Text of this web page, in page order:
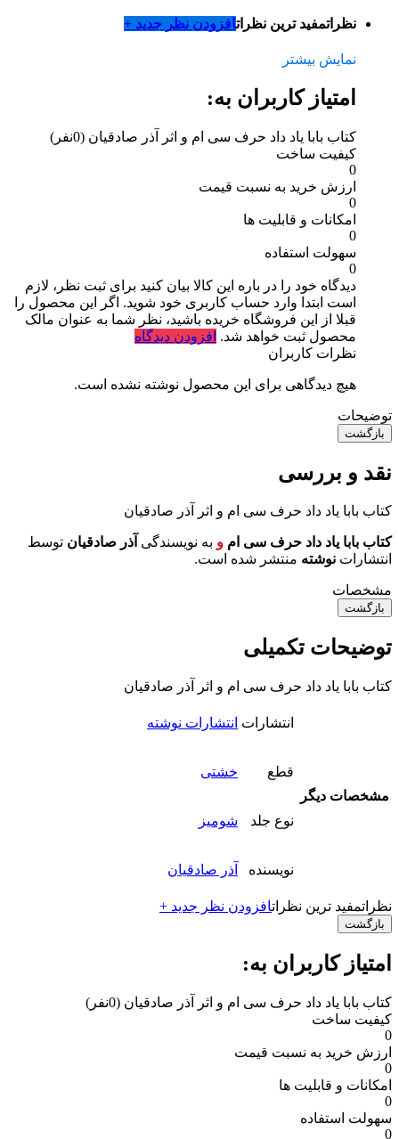
نظراتمفید ترین نظراتافزودن نظر جدید +
نمایش بیشتر
امتیاز کاربران به:
کتاب بابا یاد داد حرف سی ام و اثر آذر صادقیان (0نفر)
کیفیت ساخت
0
ارزش خرید به نسبت قیمت
0
امکانات و قابلیت ها
0
سهولت استفاده
0
دیدگاه خود را در باره این کالا بیان کنید برای ثبت نظر، لازم
است ابتدا وارد حساب کاربری خود شوید. اگر این محصول را
قبلا از این فروشگاه خریده باشید، نظر شما به عنوان مالک
محصول ثبت خواهد شد. افزودن دیدگاه
نظرات کاربران
هیچ دیدگاهی برای این محصول نوشته نشده است.
توضیحات
بازگشت
نقد و بررسی
کتاب بابا یاد داد حرف سی ام و اثر آذر صادقیان
کتاب بابا یاد داد حرف سی ام و به نویسندگی آذر صادقیان توسط
انتشارات نوشته منتشر شده است.
مشخصات
بازگشت
توضیحات تکمیلی
کتاب بابا یاد داد حرف سی ام و اثر آذر صادقیان
مشخصات دیگر
انتشارات انتشارات نوشته
قطع خشتی
نوع جلد شومیز
نویسنده آذر صادقیان
نظراتمفید ترین نظراتافزودن نظر جدید +
بازگشت
امتیاز کاربران به:
کتاب بابا یاد داد حرف سی ام و اثر آذر صادقیان (0نفر)
کیفیت ساخت
0
ارزش خرید به نسبت قیمت
0
امکانات و قابلیت ها
0
سهولت استفاده
0